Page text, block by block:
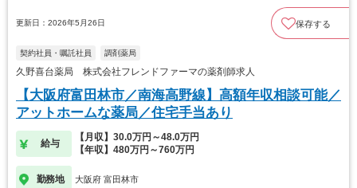
更新日：2026年5月26日 保存する
契約社員・嘱託社員 調剤薬局
久野喜台薬局 株式会社フレンドファーマの薬剤師求人
【大阪府富田林市／南海高野線】高額年収相談可能／
アットホームな薬局／住宅手当あり
給与
【月収】30.0万円～48.0万円
【年収】480万円～760万円
勤務地 大阪府 富田林市